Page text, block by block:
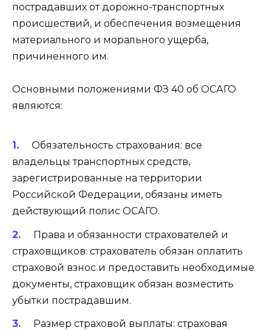
пострадавших от дорожно-транспортных
происшествий, и обеспечения возмещения
материального и морального ущерба,
причиненного им.
Основными положениями ФЗ 40 об ОСАГО
являются:
Обязательность страхования: все
владельцы транспортных средств,
зарегистрированные на территории
Российской Федерации, обязаны иметь
действующий полис ОСАГО.
Права и обязанности страхователей и
страховщиков: страхователь обязан оплатить
страховой взнос и предоставить необходимые
документы, страховщик обязан возместить
убытки пострадавшим.
Размер страховой выплаты: страховая